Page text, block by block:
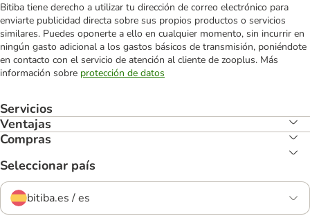
Bitiba tiene derecho a utilizar tu dirección de correo electrónico para
enviarte publicidad directa sobre sus propios productos o servicios
similares. Puedes oponerte a ello en cualquier momento, sin incurrir en
ningún gasto adicional a los gastos básicos de transmisión, poniéndote
en contacto con el servicio de atención al cliente de zooplus. Más
información sobre protección de datos
Servicios
Ventajas
Compras
Seleccionar país
bitiba.es / es